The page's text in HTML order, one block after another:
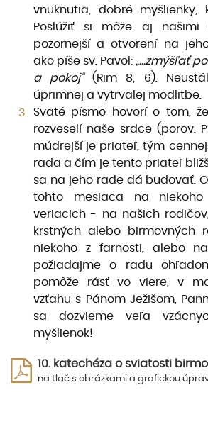
vnuknutia, dobré myšlienky,
Poslúžiť si môže aj našimi
pozornejší a otvorení na
ako píše sv. Pavol: „...zmýšľať
a pokoj“(Rim 8, 6).
úprimnej a vytrvalej modlitbe.
Sväté písmo hovorí o tom,
rozveselí naše srdce (porov.
múdrejší je priateľ, tým
rada a čím je tento priateľ
sa na jeho rade dá budovať.
tohto mesiaca na niekoho
veriacich - na našich
krstných alebo birmovných
niekoho z farnosti, alebo
požiadajme o radu
pomôže rásť vo viere, v
vzťahu s Pánom Ježišom,
sa dozvie­me veľa
myšlienok!
10. katechéza o sviatosti
na tlač s obrázkami a grafickou